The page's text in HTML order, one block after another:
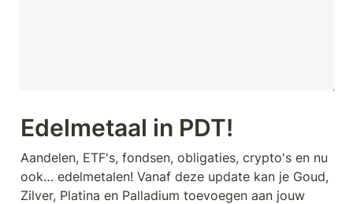
Edelmetaal in PDT!
Aandelen, ETF's, fondsen, obligaties, crypto's en nu
ook… edelmetalen! Vanaf deze update kan je Goud,
Zilver, Platina en Palladium toevoegen aan jouw